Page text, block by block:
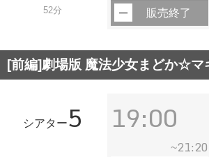
52分 販売終了
[前編]劇場版 魔法少女まどか☆
シアター5 19:00
~21:20